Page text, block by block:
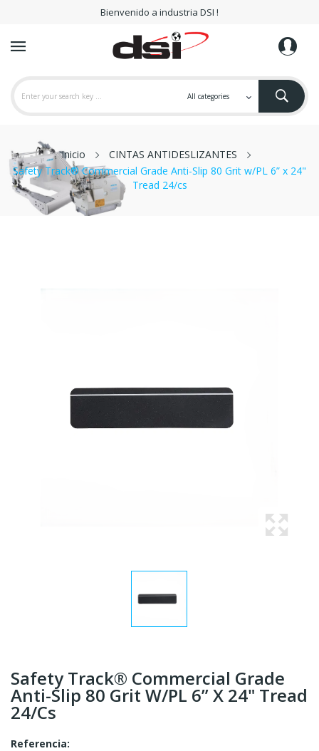
Bienvenido a industria DSI !
Inicio
CINTAS ANTIDESLIZANTES
Safety Track® Commercial Grade Anti-Slip 80 Grit w/PL 6” x 24"
Tread 24/cs
Safety Track® Commercial Grade
Anti-Slip 80 Grit W/PL 6” X 24" Tread
24/cs
Referencia: